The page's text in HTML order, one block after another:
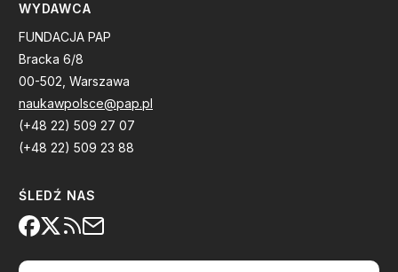
WYDAWCA
FUNDACJA PAP
Bracka 6/8
00-502, Warszawa
naukawpolsce@pap.pl
(+48 22) 509 27 07
(+48 22) 509 23 88
ŚLEDŹ NAS